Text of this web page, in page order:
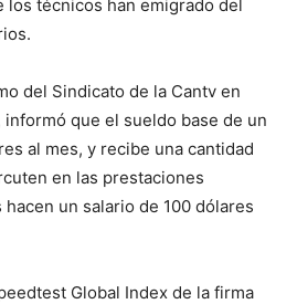
técnicos han emigrado del
del Sindicato de la Cantv en
informó que el sueldo base de un
al mes, y recibe una cantidad
en las prestaciones
un salario de 100 dólares
Global Index de la firma